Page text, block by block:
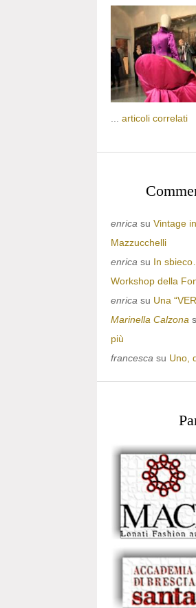
articoli correlati
enrica su Vintage
Mazzucchelli
enrica su In
Workshop della
enrica su Una
Marinella Calzona
più
francesca su Uno,